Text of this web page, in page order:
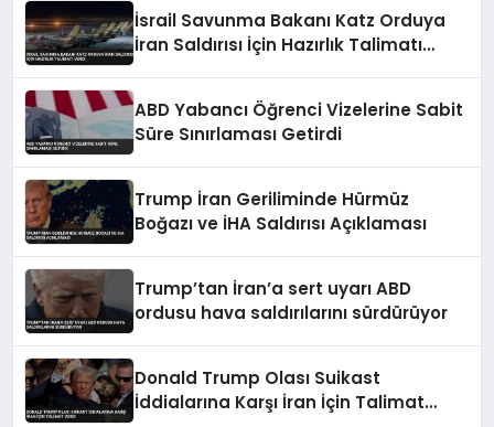
İsrail Savunma Bakanı Katz Orduya
İran Saldırısı İçin Hazırlık Talimatı
ABD Yabancı Öğrenci Vizelerine Sabit
Süre Sınırlaması Getirdi
Trump İran Geriliminde Hürmüz
Boğazı ve İHA Saldırısı Açıklaması
Trump’tan İran’a sert uyarı ABD
ordusu hava saldırılarını sürdürüyor
Donald Trump Olası Suikast
İddialarına Karşı İran İçin Talimat